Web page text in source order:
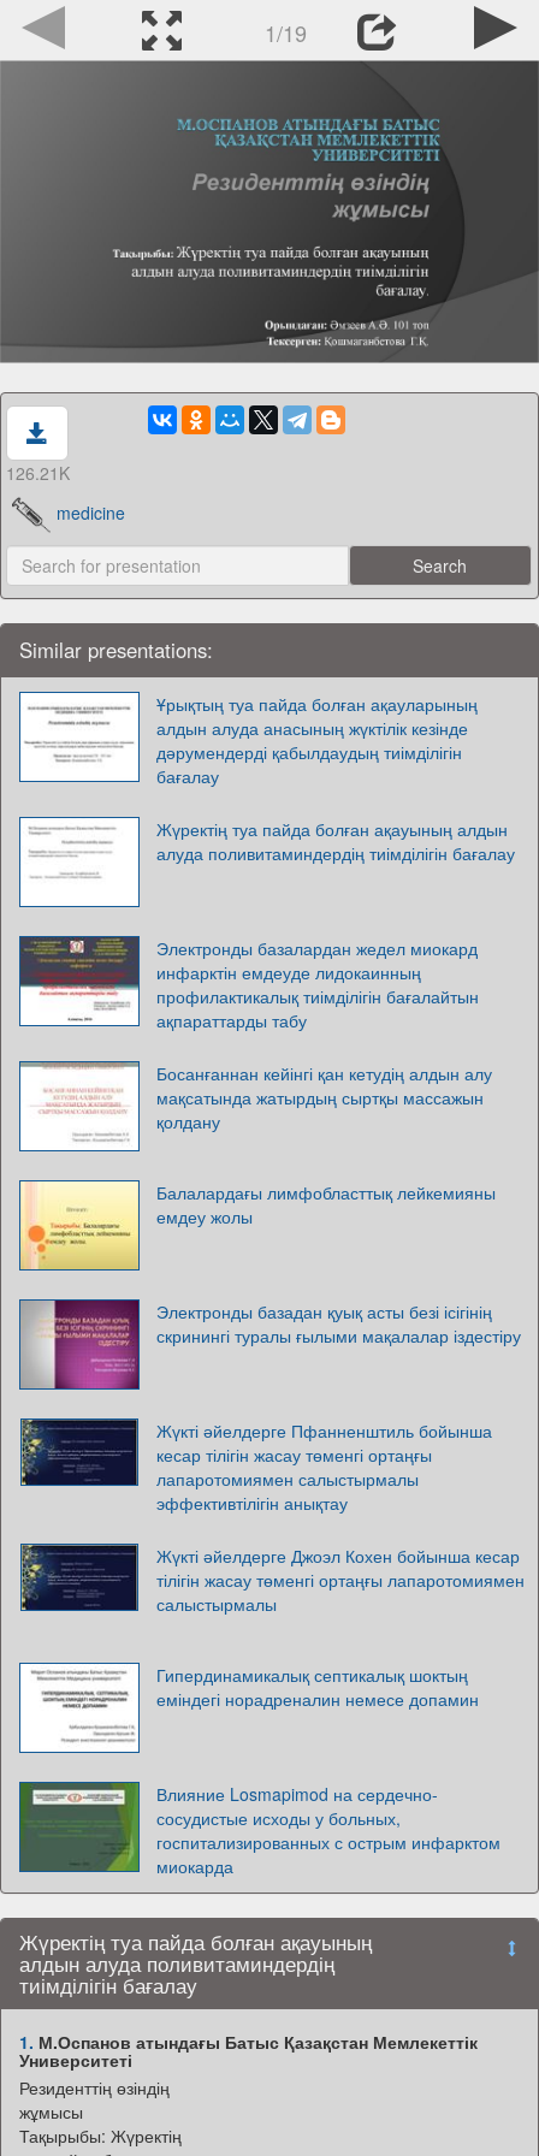
1/19
126.21K
medicine
Similar presentations:
Ұрықтың туа пайда болған ақауларының
алдын алуда анасының жүктілік кезінде
дәрумендерді қабылдаудың тиімділігін
бағалау
Жүректің туа пайда болған ақауының алдын
алуда поливитаминдердің тиімділігін бағалау
Электронды базалардан жедел миокард
инфарктін емдеуде лидокаинның
профилактикалық тиімділігін бағалайтын
ақпараттарды табу
Босанғаннан кейінгі қан кетудің алдын алу
мақсатында жатырдың сыртқы массажын
қолдану
Балалардағы лимфобласттық лейкемияны
емдеу жолы
Электронды базадан қуық асты безі ісігінің
скринингі туралы ғылыми мақалалар іздестіру
Жүкті әйелдерге Пфанненштиль бойынша
кесар тілігін жасау төменгі ортаңғы
лапаротомиямен салыстырмалы
эффективтілігін анықтау
Жүкті әйелдерге Джоэл Кохен бойынша кесар
тілігін жасау төменгі ортаңғы лапаротомиямен
салыстырмалы
Гипердинамикалық септикалық шоктың
еміндегі норадреналин немесе допамин
Влияние Losmapimod на сердечно-
сосудистые исходы у больных,
госпитализированных с острым инфарктом
миокарда
Жүректің туа пайда болған ақауының
алдын алуда поливитаминдердің
тиімділігін бағалау
1. М.Оспанов атындағы Батыс Қазақстан Мемлекеттік
Университеті
Резиденттің өзіндің
жұмысы
Тақырыбы: Жүректің